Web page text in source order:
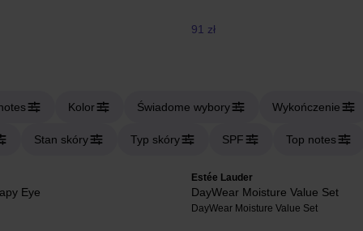
91 zł
Kolor Świadome wybory Wykończenie
Stan skóry Typ skóry SPF Top notes
Eye
Estée Lauder
DayWear Moisture Value Set
DayWear Moisture Value Set